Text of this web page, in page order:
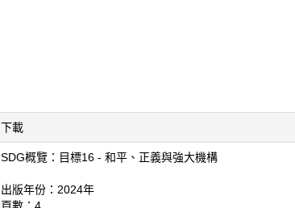
下載
SDG概覽：目標16 - 和平、正義與強大機構
出版年份：2024年